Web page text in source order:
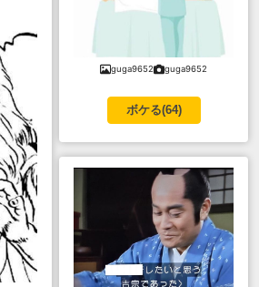
guga9652 guga9652
ボケる(64)